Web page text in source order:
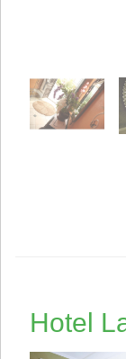
Hotel